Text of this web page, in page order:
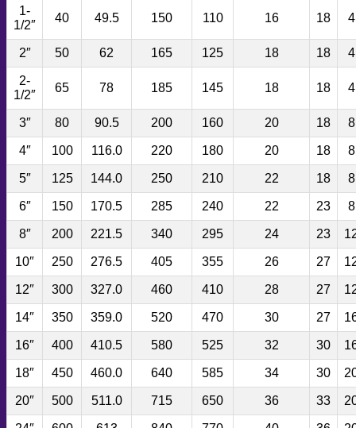
1-
1/2″
40 49.5 150 110 16 18 4
2″ 50 62 165 125 18 18 4
2-
1/2″
65 78 185 145 18 18 4
3″ 80 90.5 200 160 20 18 8
4″ 100 116.0 220 180 20 18 8
5″ 125 144.0 250 210 22 18 8
6″ 150 170.5 285 240 22 23 8
8″ 200 221.5 340 295 24 23
10″ 250 276.5 405 355 26 27
12″ 300 327.0 460 410 28 27
14″ 350 359.0 520 470 30 27
16″ 400 410.5 580 525 32 30
18″ 450 460.0 640 585 34 30
20″ 500 511.0 715 650 36 33